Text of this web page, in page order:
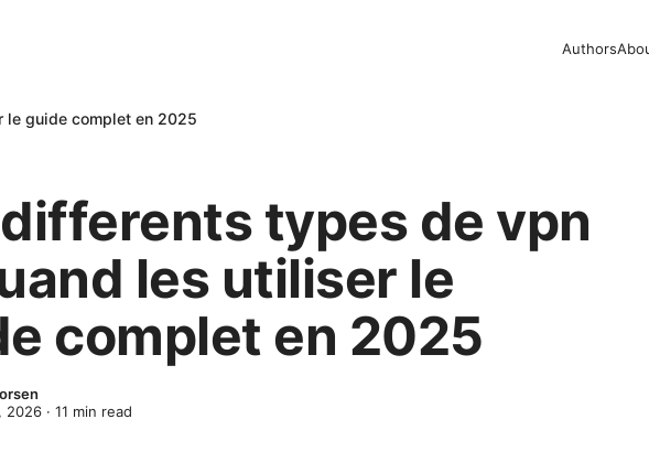
Authors
guide complet en 2025
types de vpn
les utiliser le
complet en 2025
2026 · 11 min read